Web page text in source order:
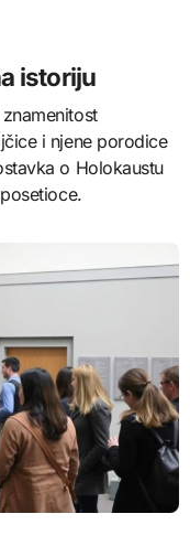
istoriju
i njene porodice
o Holokaustu